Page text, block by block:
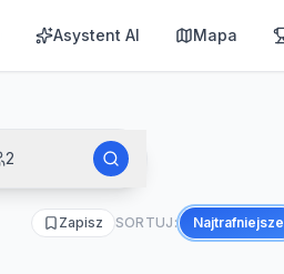
Asystent AI Mapa
2
Zapisz SORTUJ: Najtrafniejsze